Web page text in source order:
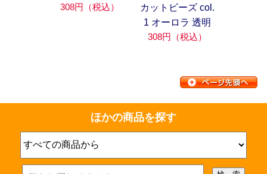
308円（税込）
カットビーズ col.
1 オーロラ 透明
308円（税込）
ほかの商品を探す